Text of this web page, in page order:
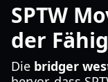
SPTW
der
Die bridger